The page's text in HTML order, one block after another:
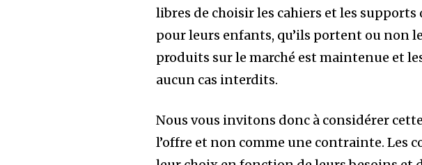
libres de choisir les cahiers et les
pour leurs enfants, qu’ils portent ou non
produits sur le marché est maintenue et
aucun cas interdits.
Nous vous invitons donc à considérer
l’offre et non comme une contrainte. Les